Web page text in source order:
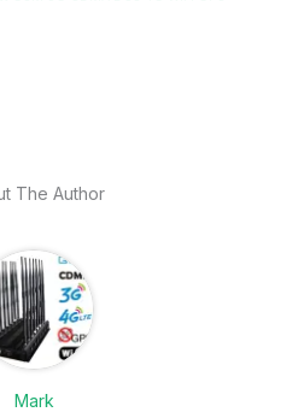
The Author
Mark